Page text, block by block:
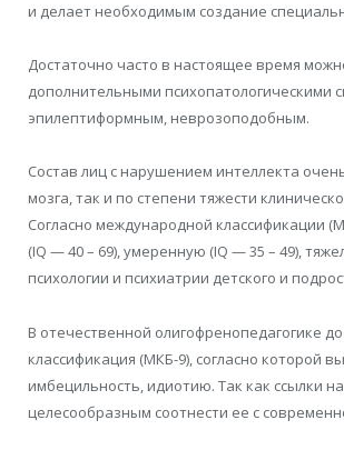
и делает необходимым создание
Достаточно часто в настоящее время
дополнительными
эпилептиформным, неврозоподобным.
Состав лиц с нарушением интеллекта
мозга, так и по степени тяжести
Согласно международной классификации
(IQ — 40 – 69), умеренную (IQ — 35 – 49),
психологии и психиатрии детского и
В отечественной олигофренопедагогике
классификация (МКБ-9), согласно которой
имбецильность, идиотию. Так как ссылки
целесообразным соотнести ее с